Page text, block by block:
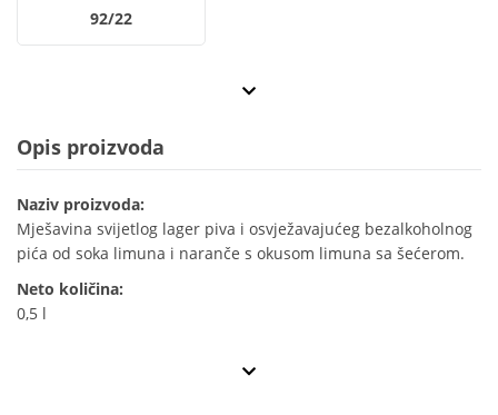
92/22
Opis proizvoda
Naziv proizvoda:
Mješavina svijetlog lager piva i osvježavajućeg bezalkoholnog
pića od soka limuna i naranče s okusom limuna sa šećerom.
Neto količina:
0,5 l